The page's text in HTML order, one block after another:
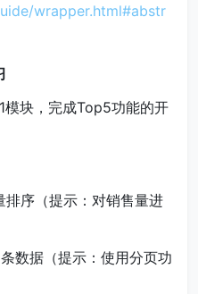
wrapper.html#abstr
模块，完成Top5功能的开
序（提示：对销售量进
数据（提示：使用分页功